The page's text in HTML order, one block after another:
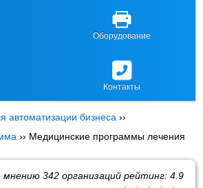
Оборудование
Контакты
автоматизации бизнеса ››
›› Медицинские программы лечения
мнению 342организаций рейтинг: 4.9